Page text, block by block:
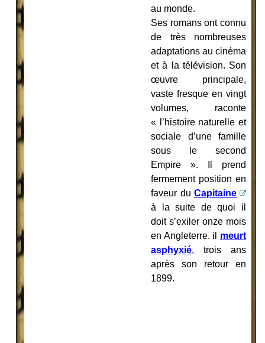
au monde.
Ses romans ont connu
de très nombreuses
adaptations au cinéma
et à la télévision. Son
œuvre principale,
vaste fresque en vingt
volumes, raconte
« l’histoire naturelle et
sociale d’une famille
sous le second
Empire ». Il prend
fermement position en
faveur du Capitaine
à la suite de quoi il
doit s’exiler onze mois
en Angleterre. il meurt
asphyxié, trois ans
après son retour en
1899.